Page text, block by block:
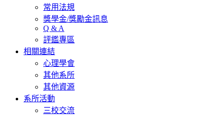
常用法規
獎學金/獎勵金訊息
Q & A
評鑑專區
相關連結
心理學會
其他系所
其他資源
系所活動
三校交流